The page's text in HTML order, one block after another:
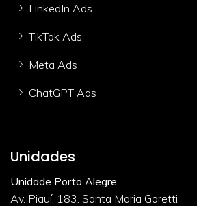
LinkedIn Ads
TikTok Ads
Meta Ads
ChatGPT Ads
Unidades
Unidade Porto Alegre
Av. Piauí, 183. Santa Maria Goretti.